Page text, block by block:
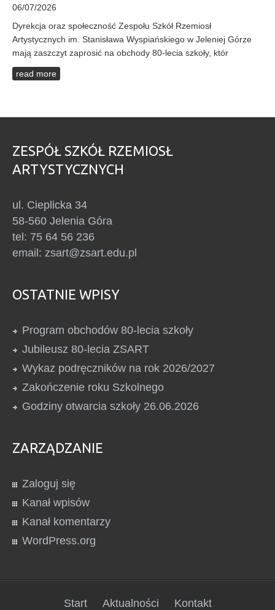
06/07/2026
Dyrekcja oraz społeczność Zespołu Szkół Rzemiosł
Artystycznych im. Stanisława Wyspiańskiego w Jeleniej Górze
mają zaszczyt zaprosić na obchody 80-lecia szkoły, któr
read more
ZESPÓŁ SZKÓŁ RZEMIOSŁ
ARTYSTYCZNYCH
ul. Cieplicka 34
58-560 Jelenia Góra
tel: 75 64 56 236
email: zsart@zsart.edu.pl
OSTATNIE WPISY
Program obchodów 80-lecia szkoły
Jubileusz 80-lecia ZSART
Wykaz podręczników na rok 2026/2027
Zakończenie roku Szkolnego
Godziny otwarcia szkoły 26.06.2026
ZARZĄDZANIE
Zaloguj się
Kanał wpisów
Kanał komentarzy
WordPress.org
Start Aktualności Kontakt